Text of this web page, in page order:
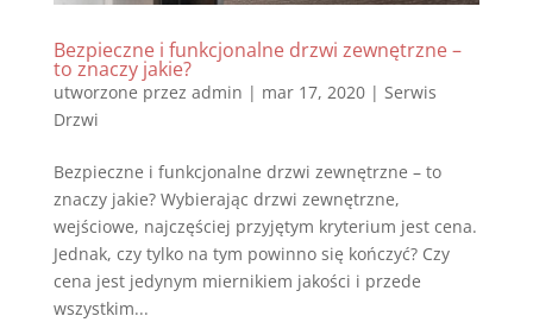
Bezpieczne i funkcjonalne drzwi zewnętrzne –
to znaczy jakie?
utworzone przez admin | mar 17, 2020| Serwis
Drzwi
Bezpieczne i funkcjonalne drzwi zewnętrzne – to
znaczy jakie? Wybierając drzwi zewnętrzne,
wejściowe, najczęściej przyjętym kryterium jest cena.
Jednak, czy tylko na tym powinno się kończyć? Czy
cena jest jedynym miernikiem jakości i przede
wszystkim...